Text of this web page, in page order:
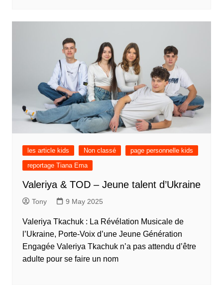
les article kids Non classé
page personnelle kids
reportage Tiana Ema
Valeriya & TOD – Jeune talent d’Ukraine
Tony 9 May 2025
Valeriya Tkachuk : La Révélation Musicale de
l’Ukraine, Porte-Voix d’une Jeune Génération
Engagée Valeriya Tkachuk n’a pas attendu d’être
adulte pour se faire un nom